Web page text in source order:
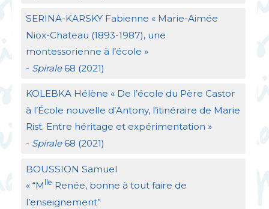
SERINA-KARSKYFabienne « Marie-Aimée
Niox-Chateau (1893-1987), une
montessorienne à l’école »
- Spirale68 (2021)
KOLEBKAHélène « De l’école du Père Castor
à l’École nouvelle d’Antony, l’itinéraire de Marie
Rist. Entre héritage et expérimentation »
- Spirale68 (2021)
BOUSSION Samuel
« “M lle Renée, bonne à tout faire de
l’enseignement”